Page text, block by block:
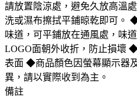
請放置陰涼處，避免久放高溫
洗或濕布擦拭平鋪晾乾即可。
味道，可平鋪放在通風處，味
LOGO面朝外收折，防止損壞
表面 ◆商品顏色因螢幕顯示器
異，請以實際收到為主。
備註